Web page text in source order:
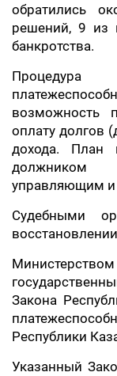
обратились
решений, 9 из
банкротства.
возможность
оплату долгов
дохода. План
должником
управляющим и
Судебными
Закона
Республики
Указанный